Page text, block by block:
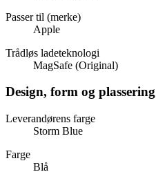
Passer til (merke)
Apple
Trådløs ladeteknologi
MagSafe (Original)
Design, form og plassering
Leverandørens farge
Storm Blue
Farge
Blå